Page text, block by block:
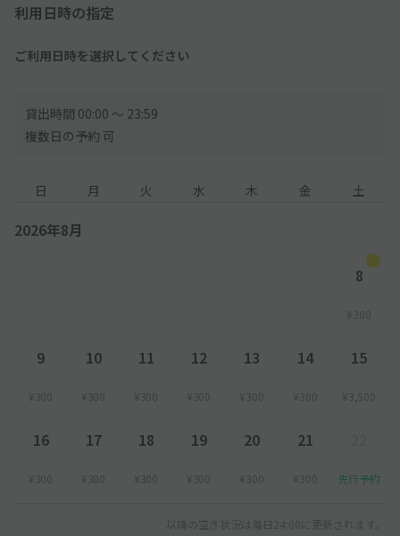
利用日時の指定
ご利用日時を選択してください
貸出時間 00:00 〜 23:59
複数日の予約 可
日 月 火 水 木 金 土
2026年8月
8
¥300
9
¥300
10
¥300
11
¥300
12
¥300
13
¥300
14
¥300
15
¥3,500
16
¥300
17
¥300
18
¥300
19
¥300
20
¥300
21
¥300 先行予約
以降の空き状況は毎日24:00に更新されます。